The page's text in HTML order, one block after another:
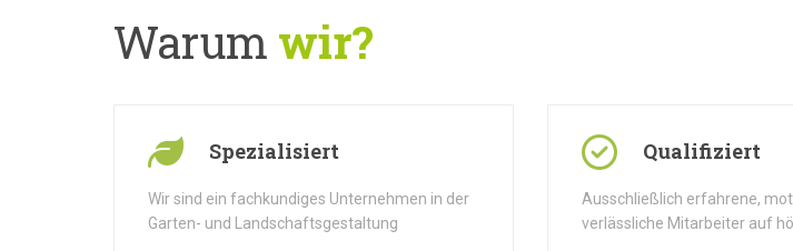
Warum wir?
Spezialisiert
Wir sind ein fachkundiges Unternehmen in der
Garten- und Landschaftsgestaltung
Qualifiziert
Ausschließlich erfahrene,
verlässliche Mitarbeiter auf